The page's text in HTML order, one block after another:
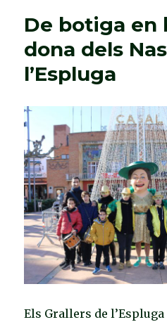
De botiga en
dona dels
l’Espluga
Els Grallers de